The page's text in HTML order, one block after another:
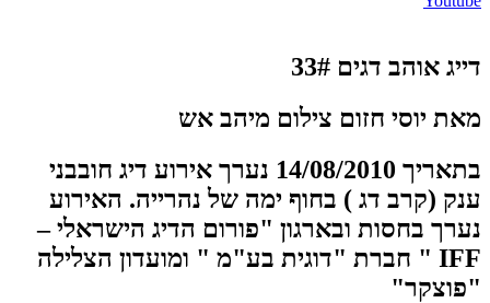
דייג אוהב דגים 33#
מאת יוסי חזום צילום מיהב אש
בתאריך 14/08/2010 נערך אירוע דיג חובבני
ענק (קרב דג ) בחוף ימה של נהרייה. האירוע
נערך בחסות ובארגון "פורום הדיג הישראלי –
IFF " חברת "דוגית בע"מ " ומועדון הצלילה
"פוצקר"